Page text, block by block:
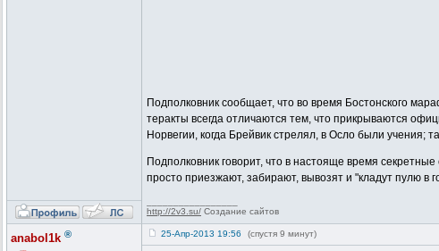
Подполковник сообщает, что во время Бостонского
теракты всегда отличаются тем, что прикрываются
Норвегии, когда Брейвик стрелял, в Осло были учения;
Подполковник говорит, что в настояще время
просто приезжают, забирают, вывозят и "кладут пулю в
http://2v3.su/ Создание сайтов
anabol1k ® 25-Апр-2013 19:56 (спустя 9 минут)